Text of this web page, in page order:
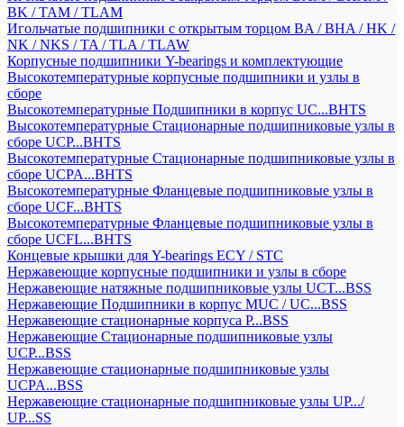
BK / TAM / TLAM
Игольчатые подшипники с открытым торцом BA / BHA / HK /
NK / NKS / TA / TLA / TLAW
Корпусные подшипники Y-bearings и комплектующие
Высокотемпературные корпусные подшипники и узлы в
сборе
Высокотемпературные Подшипники в корпус UC...BHTS
Высокотемпературные Стационарные подшипниковые узлы в
сборе UCP...BHTS
Высокотемпературные Стационарные подшипниковые узлы в
сборе UCPA...BHTS
Высокотемпературные Фланцевые подшипниковые узлы в
сборе UCF...BHTS
Высокотемпературные Фланцевые подшипниковые узлы в
сборе UCFL...BHTS
Концевые крышки для Y-bearings ECY / STC
Нержавеющие корпусные подшипники и узлы в сборе
Нержавеющие натяжные подшипниковые узлы UCT...BSS
Нержавеющие Подшипники в корпус MUC / UC...BSS
Нержавеющие стационарные корпуса P...BSS
Нержавеющие Стационарные подшипниковые узлы
UCP...BSS
Нержавеющие стационарные подшипниковые узлы
UCPA...BSS
Нержавеющие стационарные подшипниковые узлы UP.../
UP...SS